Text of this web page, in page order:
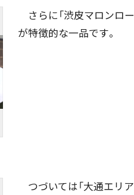
さらに「渋皮マロンロ
が特徴的な一品です。
つづいては「大通エリ